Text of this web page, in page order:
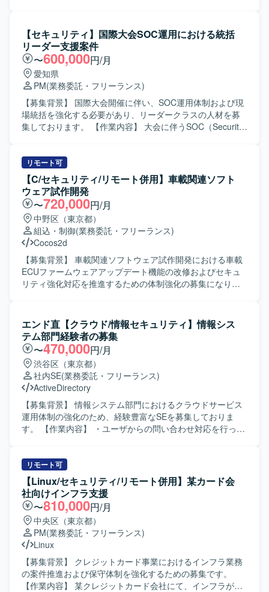
クやAIガバナンスを踏まえた管理プロセスやセキュリティ
基準の設計を行います。
援など、セキュリティガバナンス分野の専門性を高めるこ
とができるポジションです。 【開発環境】 ガバナンスおよ
びセキュリティポリシー策定に関連する各種ドキュメント
作成環境や標準的なセキュリティフレームワークを利用い
たします。
出およびリスク評価を行っていただきます。セキュリティ
改善施策の検討および優先順位付け、実行計画の策定およ
びTo-Be設計を行い、施策実行における顧客伴走支援や運用
への落とし込みを推進していただきます。あわせて、セキ
ュリティに関する日常的な相談対応および意思決定支援、
脆弱性／リスク情報の整理および対応方針の提示、各種ド
キュメント作成（報告資料、改善計画、運用ルール等）を
行っていただきます。 【求める人物像】 顧客との対話を通
じて課題を抽出し構造化することができ、改善施策を自ら
ンをリードし、セキュリティ領域に関心を持って継続的に
キャッチアップできる方が望ましいです。 【ポジションの
魅力】 単なるアセスメントや助言に留まらず、顧客に伴走
しながらセキュリティ対策の検討から実行、運用としての
定着まで一連のプロセスに深く関わることができます。セ
キュリティコンサルと実務推進の両面で経験を積むことが
でき、顧客課題の整理力や改善提案力を高めることができ
るポジションです。 【開発環境】 セキュリティ運用に関わ
る各種ソリューション（FW、EDR、ログ管理、認証、イン
シデント対応 等）やクラウドセキュリティ、SIEM等のサー
ビス・ツール群を対象として業務を行っていただきます。
【セキュリティ】国際大会SOC運用における統括
リーダー支援案件
〜600,000円/月
愛知県
PM(業務委託・フリーランス)
【募集背景】 国際大会開催に伴い、SOC運用体制および現
場統括を強化する必要があり、リーダークラスの人材を募
集しております。 【作業内容】 大会に伴うSOC（Security
時の業務概要の把握や技能習得、訓練実施を行っていただ
きます。また、大会期間中の24時間体制での運用におい
て、班のリーダーとして統括・指揮を行っていただきま
す。 【求める人物像】 セキュリティ分野への高い関心と責
任感を持ち、チームメンバーと円滑にコミュニケーション
を図りながら現場をリードできる方を求めております。状
況変化に柔軟に対応し、冷静に判断・行動できる方が望ま
しいです。 【ポジションの魅力】 国際大会という大規模イ
ベントにおいて、SOC運用の中核として現場統括に関わる
ことができるポジションです。セキュリティオペレーショ
ンにおける実践的な経験を積むとともに、統括リーダーと
など、SOC運用に必要なシステム群を利用して業務を行っ
ていただきます。
リモート可
【C/セキュリティ/リモート併用】車載関連ソフト
ウェア試作開発
〜720,000円/月
中野区（東京都）
組込・制御(業務委託・フリーランス)
Cocos2d
【募集背景】 車載関連ソフトウェア試作開発における車載
ECUファームウェアアップデート機能の改修およびセキュ
リティ強化対応を推進するための体制強化の募集になりま
能改修およびファームアップデートの一連処理におけるセ
キュリティ強化対応をご担当いただきます。既存の診断機
能の対応、リプロプログラムの改修、セキュリティ対応向
けライブラリの組み込みやポーティング、各種評価(単体/結
合/システム)および各種ドキュメント作成(設計書/テスト仕
様書兼報告書/マニュアル他)を実施いただきます。 【求め
る人物像】 報告・連絡・相談および提案を主体的に行い、
自身の進捗管理をしっかり行える方を求めています。スピ
ード感と責任感を持って業務に取り組み、コミュニケーシ
ョンを円滑に進められる方が望ましいです。 【ポジション
ことができます。NonOS環境での組み込み開発やC言語で
の開発経験を活かしつつ、ISO/SAE 21434対応など車載セ
キュリティ分野の知見を深めることができます。 【開発環
境】 車載ECU向けNonOS環境でのC言語を利用した組み込
み開発環境を想定しています。RedmineやJIRA等を用いた
アジャイル開発プロセスのもとで開発を行います。
エンド直【クラウド/情報セキュリティ】情報シス
テム部門経験者の募集
〜470,000円/月
渋谷区（東京都）
社内SE(業務委託・フリーランス)
ActiveDirectory
【募集背景】 情報システム部門におけるクラウドサービス
運用体制の強化のため、経験豊富なSEを募集しておりま
す。 【作業内容】 ・ユーザからの問い合わせ対応を行って
運用ルールの作成および管理業務を行っていただきます。
・グループ会社や外部協力会社との連携や調整業務を行っ
ていただきます。 【求める人物像】 ・主体的に業務に取り
組み、関係者と円滑にコミュニケーションが取れる方を求
めております。 ・新しい技術やサービスに関心を持ち、自
ら積極的に調査・検証できる方を歓迎いたします。 【ポジ
ションの魅力】 ・クラウドサービスの導入から運用まで一
連の業務に携わることで、幅広い知識と経験を積むことが
できます。 ・グループ会社や外部協力会社との連携を通じ
て、調整力や折衝力を高めることができます。 【開発環
境】 ・Google Workspace などのクラウドサービス環境を
リモート可
【Linux/セキュリティ/リモート併用】某カード会
社向けインフラ支援
〜810,000円/月
中央区（東京都）
PM(業務委託・フリーランス)
Linux
【募集背景】 クレジットカード事業におけるインフラ業務
の案件推進および保守体制を強化するための募集です。
【作業内容】 某クレジットカード会社にて、インフラが含